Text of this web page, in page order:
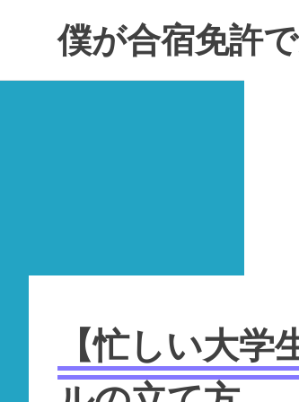
僕が合宿免許
【忙しい大